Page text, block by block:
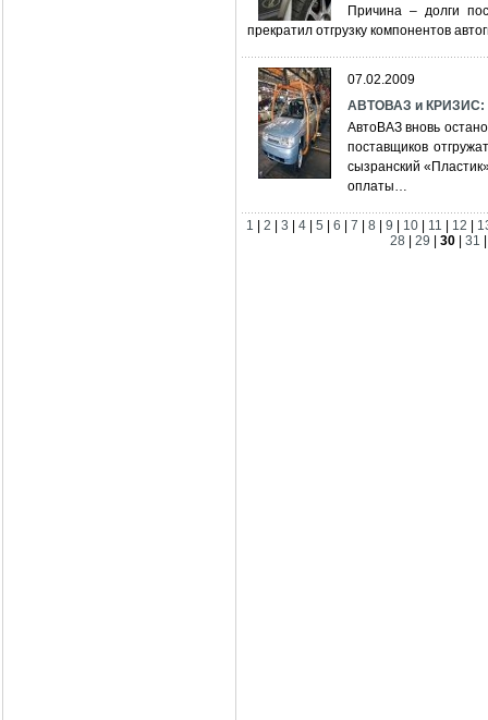
Причина – долги
прекратил отгрузку компонентов
07.02.2009
АВТОВАЗ и КРИЗИС:
АвтоВАЗ вновь
поставщиков
сызранский
оплаты…
1 2 3 4 5 6 7 8 9 10 11 12
28
29 30 31